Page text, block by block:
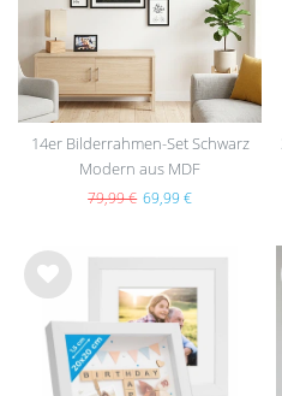
14er Bilderrahmen-Set Schwarz
Modern aus MDF
79,99 € 69,99 €
Wu
nsc
hlist
e